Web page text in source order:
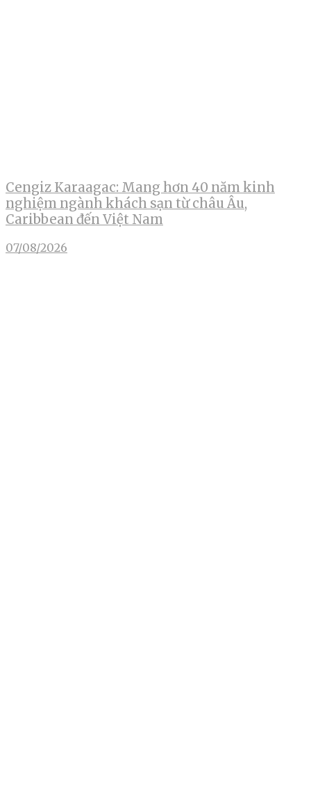
Cengiz Karaagac: Mang hơn 40 năm kinh
nghiệm ngành khách sạn từ châu Âu,
Caribbean đến Việt Nam
07/08/2026